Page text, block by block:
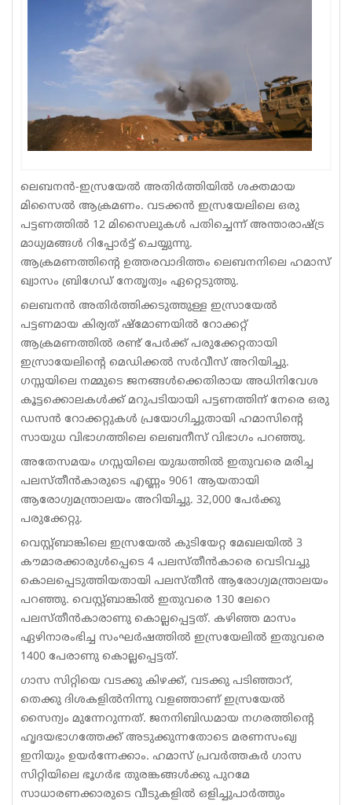
Classifieds
Gallery
ലെബനൻ-ഇസ്രയേൽ അതിർത്തിയിൽ ശക്തമായ
മിസൈൽ ആക്രമണം. വടക്കൻ ഇസ്രയേലിലെ ഒരു
പട്ടണത്തിൽ 12 മിസൈലുകൾ പതിച്ചെന്ന് അന്താരാഷ്ട്ര
മാധ്യമങ്ങൾ റിപ്പോർട്ട് ചെയ്യുന്നു.
ആക്രമണത്തിന്റെ ഉത്തരവാദിത്തം ലെബനനിലെ ഹമാസ്
ഖ്വാസം ബ്രിഗേഡ് നേതൃത്വം ഏറ്റെടുത്തു.
ലെബനൻ അതിർത്തിക്കടുത്തുള്ള ഇസ്രായേൽ
പട്ടണമായ കിര്യത് ഷ്മോണയിൽ റോക്കറ്റ്
ആക്രമണത്തിൽ രണ്ട് പേർക്ക് പരുക്കേറ്റതായി
ഇസ്രായേലിന്റെ മെഡിക്കൽ സർവീസ് അറിയിച്ചു.
ഗസ്സയിലെ നമ്മുടെ ജനങ്ങൾക്കെതിരായ അധിനിവേശ
കൂട്ടക്കൊലകൾക്ക് മറുപടിയായി പട്ടണത്തിന് നേരെ ഒരു
ഡസൻ റോക്കറ്റുകൾ പ്രയോഗിച്ചുതായി ഹമാസിന്റെ
സായുധ വിഭാഗത്തിലെ ലെബനീസ് വിഭാഗം പറഞ്ഞു.
അതേസമയം ഗസ്സയിലെ യുദ്ധത്തിൽ ഇതുവരെ മരിച്ച
പലസ്തീൻകാരുടെ എണ്ണം 9061 ആയതായി
ആരോഗ്യമന്ത്രാലയം അറിയിച്ചു. 32,000 പേർക്കു
പരുക്കേറ്റു.
വെസ്റ്റ്ബാങ്കിലെ ഇസ്രയേൽ കുടിയേറ്റ മേഖലയിൽ 3
കൗമാരക്കാരുൾപ്പെടെ 4 പലസ്തീൻകാരെ വെടിവച്ചു
കൊലപ്പെടുത്തിയതായി പലസ്തീൻ ആരോഗ്യമന്ത്രാലയം
പറഞ്ഞു. വെസ്റ്റ്ബാങ്കിൽ ഇതുവരെ 130 ലേറെ
പലസ്തീൻകാരാണു കൊല്ലപ്പെട്ടത്. കഴിഞ്ഞ മാസം
ഏഴിനാരംഭിച്ച സംഘർഷത്തിൽ ഇസ്രയേലിൽ ഇതുവരെ
1400 പേരാണു കൊല്ലപ്പെട്ടത്.
ഗാസ സിറ്റിയെ വടക്കു കിഴക്ക്, വടക്കു പടിഞ്ഞാറ്,
തെക്കു ദിശകളിൽനിന്നു വളഞ്ഞാണ് ഇസ്രയേൽ
സൈന്യം മുന്നേറുന്നത്. ജനനിബിഡമായ നഗരത്തിന്റെ
ഹൃദയഭാഗത്തേക്ക് അടുക്കുന്നതോടെ മരണസംഖ്യ
ഇനിയും ഉയർന്നേക്കാം. ഹമാസ് പ്രവർത്തകർ ഗാസ
സിറ്റിയിലെ ഭൂഗർഭ തുരങ്കങ്ങൾക്കു പുറമേ
സാധാരണക്കാരുടെ വീടുകളിൽ ഒളിച്ചുപാർത്തും